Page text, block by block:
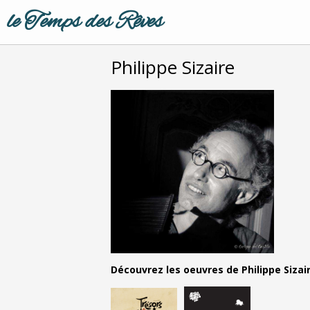
le Temps des Rêves
Philippe Sizaire
Découvrez les oeuvres de Philippe